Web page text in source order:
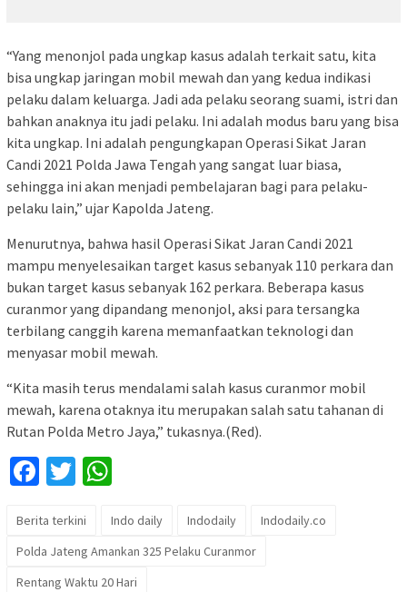
“Yang menonjol pada ungkap kasus adalah terkait satu, kita
bisa ungkap jaringan mobil mewah dan yang kedua indikasi
pelaku dalam keluarga. Jadi ada pelaku seorang suami, istri dan
bahkan anaknya itu jadi pelaku. Ini adalah modus baru yang bisa
kita ungkap. Ini adalah pengungkapan Operasi Sikat Jaran
Candi 2021 Polda Jawa Tengah yang sangat luar biasa,
sehingga ini akan menjadi pembelajaran bagi para pelaku-
pelaku lain,” ujar Kapolda Jateng.
Menurutnya, bahwa hasil Operasi Sikat Jaran Candi 2021
mampu menyelesaikan target kasus sebanyak 110 perkara dan
bukan target kasus sebanyak 162 perkara. Beberapa kasus
curanmor yang dipandang menonjol, aksi para tersangka
terbilang canggih karena memanfaatkan teknologi dan
menyasar mobil mewah.
“Kita masih terus mendalami salah kasus curanmor mobil
mewah, karena otaknya itu merupakan salah satu tahanan di
Rutan Polda Metro Jaya,” tukasnya.(Red).
Facebook
Twitter
Berita terkini Indo daily Indodaily
Indodaily.co
Polda Jateng Amankan 325 Pelaku Curanmor
Rentang Waktu 20 Hari